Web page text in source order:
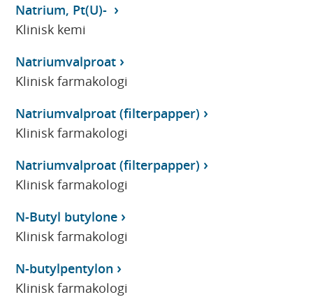
Natrium, Pt(U)-
Klinisk kemi
Natriumvalproat
Klinisk farmakologi
Natriumvalproat (filterpapper)
Klinisk farmakologi
Natriumvalproat (filterpapper)
Klinisk farmakologi
N-Butyl butylone
Klinisk farmakologi
N-butylpentylon
Klinisk farmakologi